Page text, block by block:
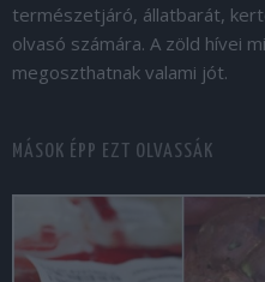
természetjáró, állatbarát,
olvasó számára. A zöld hívei
megoszthatnak valami jót.
MÁSOK ÉPP EZT OLVASSÁK